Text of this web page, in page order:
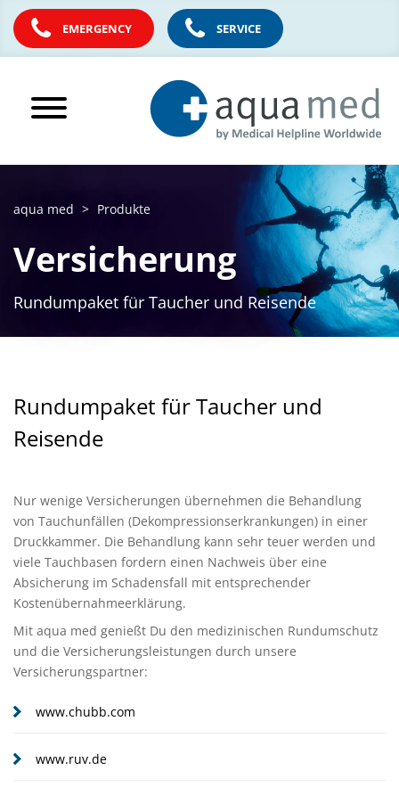
EMERGENCY SERVICE
aqua med Produkte
Versicherung
Rundumpaket für Taucher und Reisende
Rundumpaket für Taucher und
Reisende
Nur wenige Versicherungen übernehmen die Behandlung
von Tauchunfällen (Dekompressionserkrankungen) in einer
Druckkammer. Die Behandlung kann sehr teuer werden und
viele Tauchbasen fordern einen Nachweis über eine
Absicherung im Schadensfall mit entsprechender
Kostenübernahmeerklärung.
Mit aqua med genießt Du den medizinischen Rundumschutz
und die Versicherungsleistungen durch unsere
Versicherungspartner:
www.chubb.com
www.ruv.de